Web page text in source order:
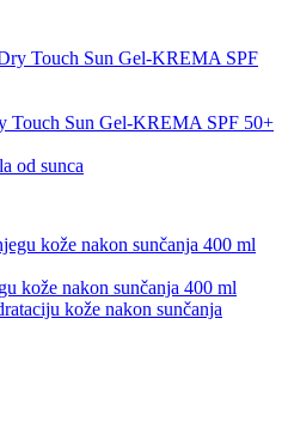
Sun Gel-KREMA SPF 50+
od sunca
kože nakon sunčanja 400 ml
kože nakon sunčanja